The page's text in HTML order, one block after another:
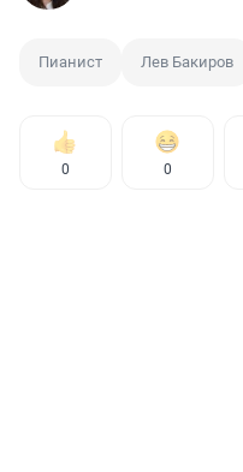
Пианист Лев Бакиров
0 0